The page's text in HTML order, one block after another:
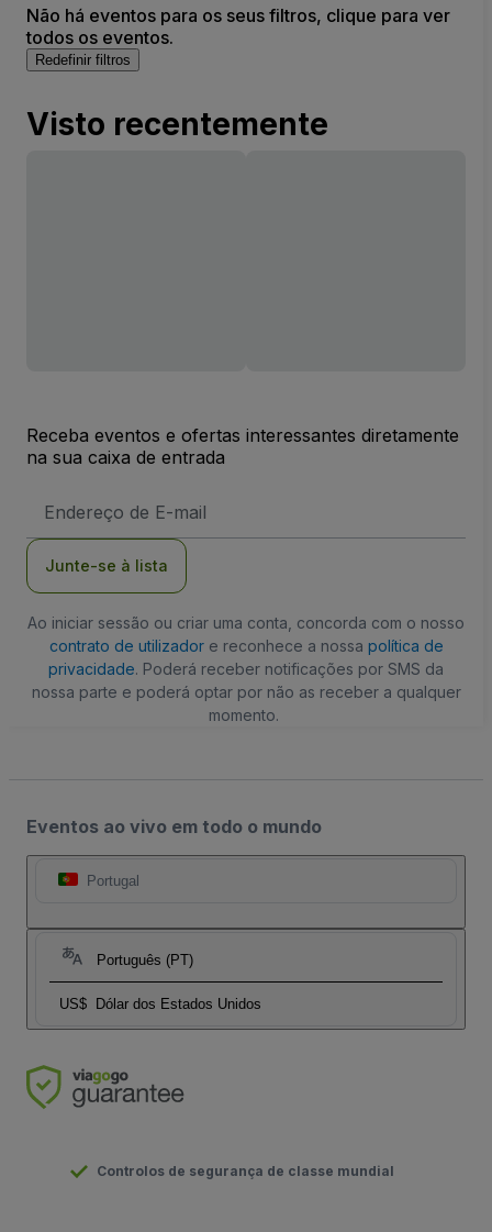
Não há eventos para os seus filtros, clique para ver
todos os eventos.
Redefinir filtros
Visto recentemente
Receba eventos e ofertas interessantes diretamente
na sua caixa de entrada
de
Junte-se à lista
Ao iniciar sessão ou criar uma conta, concorda com o nosso
contrato de utilizadore reconhece a nossa política de
privacidade. Poderá receber notificações por SMS da
nossa parte e poderá optar por não as receber a qualquer
momento.
Eventos ao vivo em todo o mundo
Portugal
Português (PT)
US$ Dólar dos Estados Unidos
Controlos de segurança de classe mundial